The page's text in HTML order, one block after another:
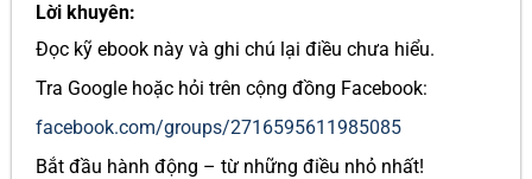
Lời khuyên:
Đọc kỹ ebook này và ghi chú lại điều chưa hiểu.
Tra Google hoặc hỏi trên cộng đồng Facebook:
facebook.com/groups/2716595611985085
Bắt đầu hành động – từ những điều nhỏ nhất!